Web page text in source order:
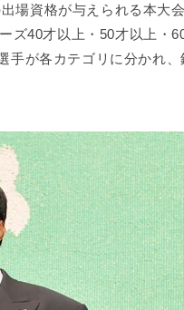
場資格が与えられる本大
ズ40才以上・50才以上・
手が各カテゴリに分かれ